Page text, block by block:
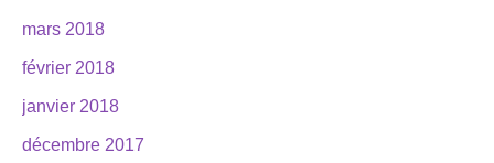
mars 2018
février 2018
janvier 2018
décembre 2017